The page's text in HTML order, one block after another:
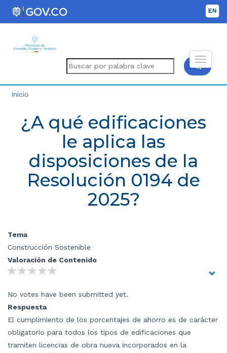
Inicio
¿A qué edificaciones
le aplica las
disposiciones de la
Resolución 0194 de
2025?
Tema
Construcción Sostenible
Valoración de Contenido
No votes have been submitted yet.
Respuesta
El cumplimiento de los porcentajes de ahorro es de carácter
obligatorio para todos los tipos de edificaciones que
tramiten licencias de obra nueva incorporados en la